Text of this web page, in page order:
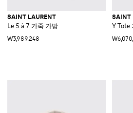
SAINT LAURENT
Le 5 à 7 가죽 가방
₩3,989,248
SAINT
Y Tote